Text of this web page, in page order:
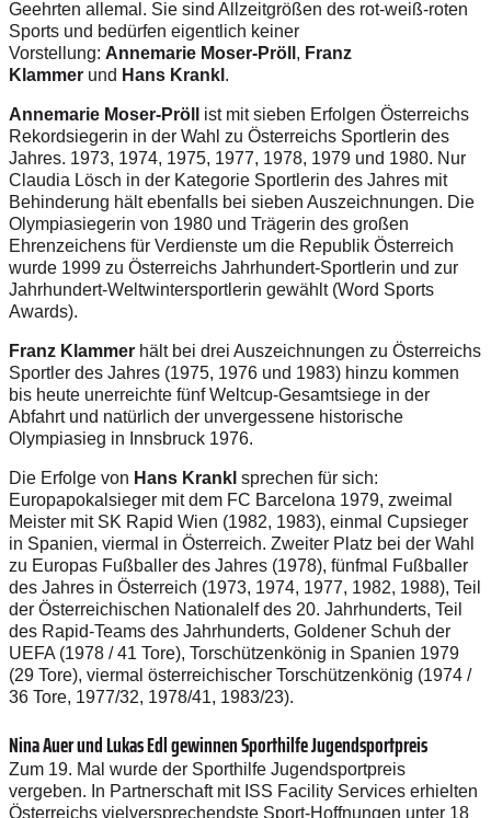
Geehrten allemal. Sie sind Allzeitgrößen des rot-weiß-roten
Sports und bedürfen eigentlich keiner
Vorstellung: Annemarie Moser-Pröll , Franz
Klammer und Hans Krankl .
Annemarie Moser-Pröll
ist mit sieben Erfolgen Österreichs
Rekordsiegerin in der Wahl zu Österreichs Sportlerin des
Jahres. 1973, 1974, 1975, 1977, 1978, 1979 und 1980. Nur
Claudia Lösch in der Kategorie Sportlerin des Jahres mit
Behinderung hält ebenfalls bei sieben Auszeichnungen. Die
Olympiasiegerin von 1980 und Trägerin des großen
Ehrenzeichens für Verdienste um die Republik Österreich
wurde 1999 zu Österreichs Jahrhundert-Sportlerin und zur
Jahrhundert-Weltwintersportlerin gewählt (Word Sports
Awards).
Franz Klammer hält bei drei Auszeichnungen zu Österreichs
Sportler des Jahres (1975, 1976 und 1983) hinzu kommen
bis heute unerreichte fünf Weltcup-Gesamtsiege in der
Abfahrt und natürlich der unvergessene historische
Olympiasieg in Innsbruck 1976.
Die Erfolge von Hans Krankl sprechen für sich:
Europapokalsieger mit dem FC Barcelona 1979, zweimal
Meister mit SK Rapid Wien (1982, 1983), einmal Cupsieger
in Spanien, viermal in Österreich. Zweiter Platz bei der Wahl
zu Europas Fußballer des Jahres (1978), fünfmal Fußballer
des Jahres in Österreich (1973, 1974, 1977, 1982, 1988), Teil
der Österreichischen Nationalelf des 20. Jahrhunderts, Teil
des Rapid-Teams des Jahrhunderts, Goldener Schuh der
UEFA (1978 / 41 Tore), Torschützenkönig in Spanien 1979
(29 Tore), viermal österreichischer Torschützenkönig (1974 /
36 Tore, 1977/32, 1978/41, 1983/23).
Nina Auer und Lukas Edl gewinnen Sporthilfe Jugendsportpreis
Zum 19. Mal wurde der Sporthilfe Jugendsportpreis
vergeben. In Partnerschaft mit ISS Facility Services erhielten
Österreichs vielversprechendste Sport-Hoffnungen unter 18